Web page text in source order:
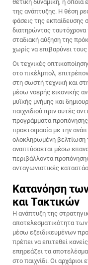
θετική δυναμική, η οποία
της ανάπτυξης. Η θέση
φάσεις της εκπαίδευσης
διατηρώντας
σταδιακή αύξηση της
χωρίς να επιβαρύνει
Οι τεχνικές
στο πικέλμπολ,
στη σωστή τεχνική και
μέσω νοερής εικονικής
μυϊκής μνήμης και
παιχνιδιού πριν αυτές
προγράμματα
προετοιμασία με την
ολοκληρωμένη βελτίωση
αναπτύσσεται μέσω
περιβάλλοντα
ανταγωνιστικές
Κατανόηση
και Τακτικών
Η ανάπτυξη της
αποτελεσματικότητα
μέσω εξειδικευμένων
πρέπει να επιτεθεί
επηρεάζει τα
στο παιχνίδι. Οι